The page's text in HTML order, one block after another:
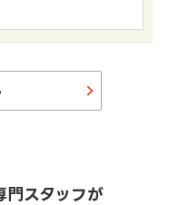
門スタッフが